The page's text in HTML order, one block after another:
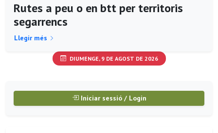
Rutes a peu o en btt per territoris
segarrencs
Llegir més
DIUMENGE, 9 DE AGOST DE 2026
Iniciar sessió / Login